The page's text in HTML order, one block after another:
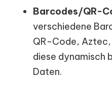
Barcodes/QR-
verschiedene
QR-Code, Aztec,
diese dynamisch
Daten.